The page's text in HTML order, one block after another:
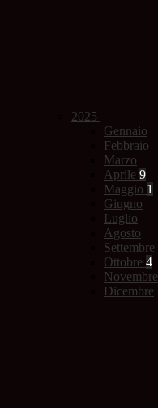
2025
Gennaio
Febbraio
Marzo
Aprile 9
Maggio 1
Giugno
Luglio
Agosto
Settembre
Ottobre 4
Novembre
Dicembre